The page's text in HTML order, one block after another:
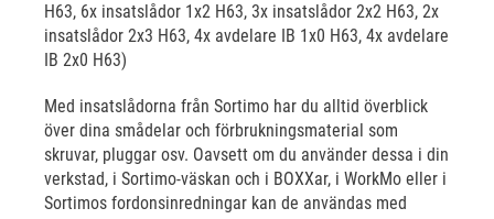
H63, 6x insatslådor 1x2 H63, 3x insatslådor 2x2 H63, 2x
insatslådor 2x3 H63, 4x avdelare IB 1x0 H63, 4x avdelare
IB 2x0 H63)
Med insatslådorna från Sortimo har du alltid överblick
över dina smådelar och förbrukningsmaterial som
skruvar, pluggar osv. Oavsett om du använder dessa i din
verkstad, i Sortimo-väskan och i BOXXar, i WorkMo eller i
Sortimos fordonsinredningar kan de användas med